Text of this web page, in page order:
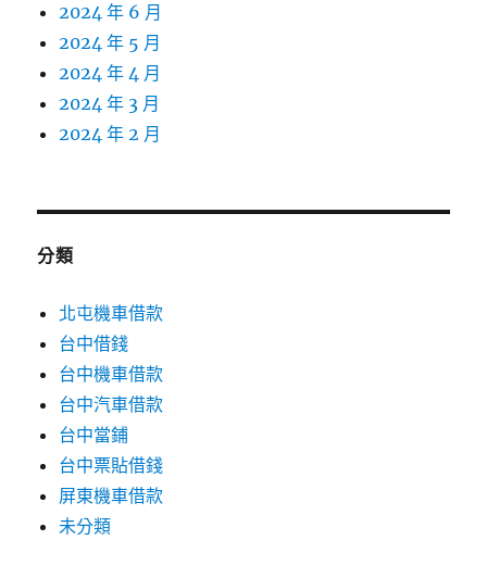
2024 年 6 月
2024 年 5 月
2024 年 4 月
2024 年 3 月
2024 年 2 月
分類
北屯機車借款
台中借錢
台中機車借款
台中汽車借款
台中當鋪
台中票貼借錢
屏東機車借款
未分類